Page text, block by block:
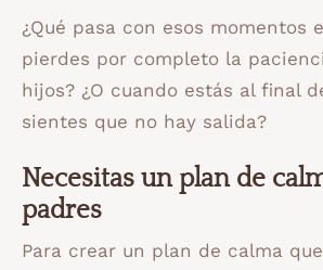
¿Qué pasa con esos momentos
pierdes por completo la
hijos? ¿O cuando estás al final
sientes que no hay salida?
Necesitas un plan de
padres
Para crear un plan de calma